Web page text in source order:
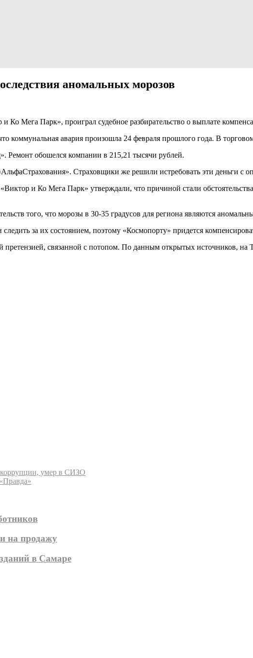
аномальных морозов
Мега Парк», проиграл судебное разбирательство о выплате
коммунальная авария произошла 24 февраля прошлого года. В
Ремонт обошелся компании в 215,21 тысячи рублей.
Страховщики же решили истребовать эти деньги с
и Ко Мега Парк» утверждали, что причиной стали
того, что морозы в 30-35 градусов для региона являются
за их состоянием, поэтому «Космопорту» придется
претензией, связанной с потопом. По данным открытых источников,
коррупции, умер в СИЗО
на продажу
в Самаре